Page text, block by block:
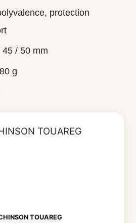
protection
45 / 50 mm
g
TOUAREG